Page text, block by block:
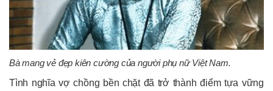
Bà mang vẻ đẹp kiên cường của người phụ nữ Việt Nam.
Tình nghĩa vợ chồng bền chặt đã trở thành điểm tựa vững